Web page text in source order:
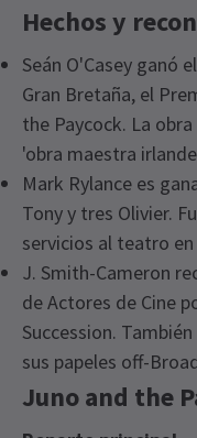
Hechos y
Seán O'Casey ganó
Gran Bretaña, el
the Paycock. La
'obra maestra
Mark Rylance es
Tony y tres Olivier.
servicios al teatro en
J. Smith-Cameron
de Actores de Cine
Succession.
sus papeles off-
Juno and the